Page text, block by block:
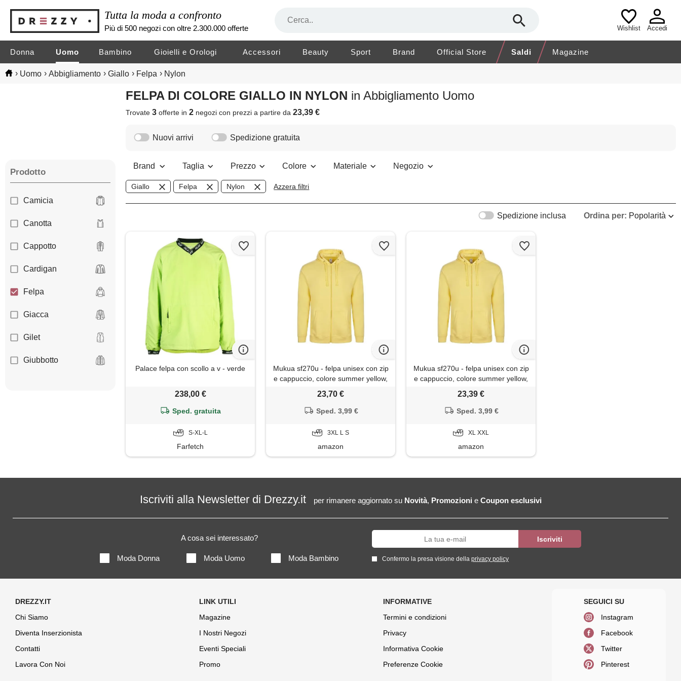
Tutta la moda a confronto
Più di 500 negozi con oltre 2.300.000 offerte Wishlist Accedi
Donna Uomo Bambino Gioielli e Orologi Accessori Beauty Sport Brand Official Store Saldi Magazine
› Uomo › Abbigliamento › Giallo › Felpa › Nylon
FELPA DI COLORE GIALLO IN NYLON in Abbigliamento Uomo
Trovate3 offerte in2 negozicon prezzi a partire da23,39 €
Prodotto
Camicia
Canotta
Cappotto
Cardigan
Felpa
Giacca
Gilet
Giubbotto
Shorts
Nuovi arrivi Spedizione gratuita
Brand Taglia Prezzo Colore Materiale Negozio
Giallo Felpa Nylon Azzera filtri
Ordina per: Popolarità
Spedizione inclusa
Palace felpa con scollo a v - verde
238,00 €
Sped. gratuita
S-XL-L
Farfetch
Mukua sf270u - felpa unisex con zip
e cappuccio, colore summer yellow,
taglia 3xl, summer yellow, 3xl
23,70 €
Sped. 3,99 €
3XL L S
amazon
Mukua sf270u - felpa unisex con zip
e cappuccio, colore summer yellow,
taglia xl, summer yellow, x-large
23,39 €
Sped. 3,99 €
XL XXL
amazon
Iscriviti alla Newsletter di Drezzy.it per rimanere aggiornato su Novità, Promozioni e Coupon esclusivi
A cosa sei interessato?
Moda Donna Moda Uomo Moda Bambino Confermo la presa visione della privacy policy
Chi Siamo
Diventa Inserzionista
Contatti
Lavora Con Noi
Magazine
I Nostri Negozi
Eventi Speciali
Promo
Termini e condizioni
Privacy
Informativa Cookie
Preferenze Cookie
Instagram
Facebook
Twitter
Pinterest